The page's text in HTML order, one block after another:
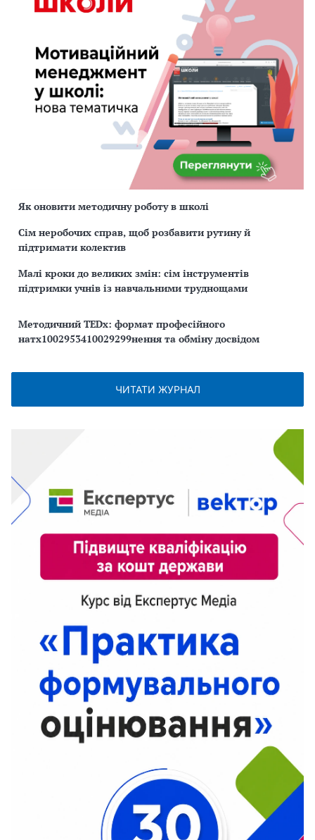
Як оновити методичну роботу в школі
Сім неробочих справ, щоб розбавити рутину й
підтримати колектив
Малі кроки до великих змін: сім інструментів
підтримки учнів із навчальними труднощами
Методичний TEDx: формат професійного
натх1002953410029299нення та обміну досвідом
ЧИТАТИ ЖУРНАЛ